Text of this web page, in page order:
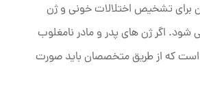
برای تشخیص اختلالات خونی و ژن
شود. اگر ژن های پدر و مادر نامغلوب
است که از طریق متخصصان باید صورت